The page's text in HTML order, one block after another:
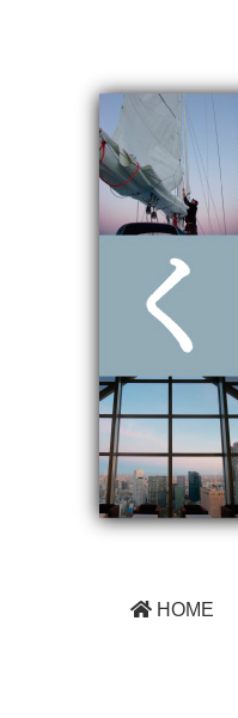
HOME